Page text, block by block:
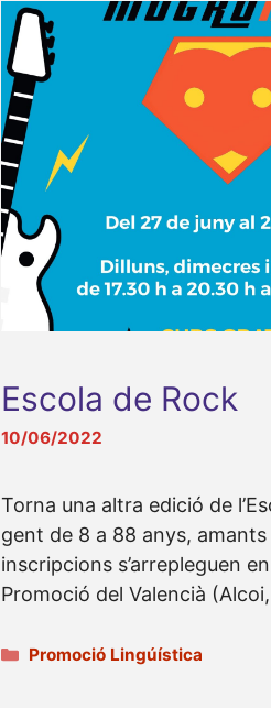
Escola de Rock
10/06/2022
Torna una altra edició de
gent de 8 a 88 anys,
inscripcions s’arrepleguen
Promoció del Valencià
Categorías
Promoció Lingúística